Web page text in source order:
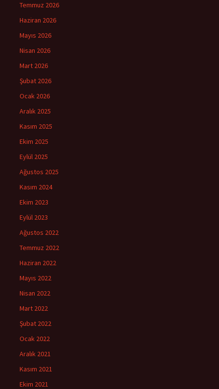
Temmuz 2026
Haziran 2026
Mayıs 2026
Nisan 2026
Mart 2026
Şubat 2026
Ocak 2026
Aralık 2025
Kasım 2025
Ekim 2025
Eylül 2025
Ağustos 2025
Kasım 2024
Ekim 2023
Eylül 2023
Ağustos 2022
Temmuz 2022
Haziran 2022
Mayıs 2022
Nisan 2022
Mart 2022
Şubat 2022
Ocak 2022
Aralık 2021
Kasım 2021
Ekim 2021